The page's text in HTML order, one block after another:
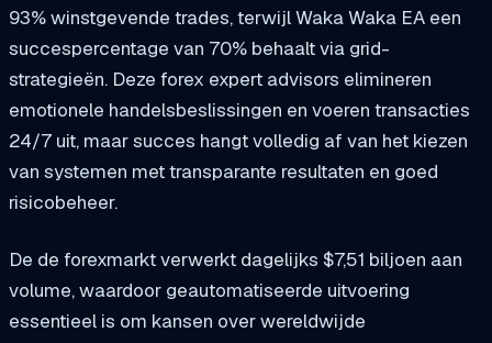
93% winstgevende trades, terwijl Waka Waka EA een
succespercentage van 70% behaalt via grid-
strategieën. Deze forex expert advisors elimineren
emotionele handelsbeslissingen en voeren transacties
24/7 uit, maar succes hangt volledig af van het kiezen
van systemen met transparante resultaten en goed
risicobeheer.
De de forexmarkt verwerkt dagelijks $7,51 biljoen aan
volume, waardoor geautomatiseerde uitvoering
essentieel is om kansen over wereldwijde